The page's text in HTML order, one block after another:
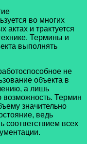
во многих
и трактуется
Термины и
выполнять
не
объекта в
а лишь
возможность. Термин
значительно
ведь
соответствием всех